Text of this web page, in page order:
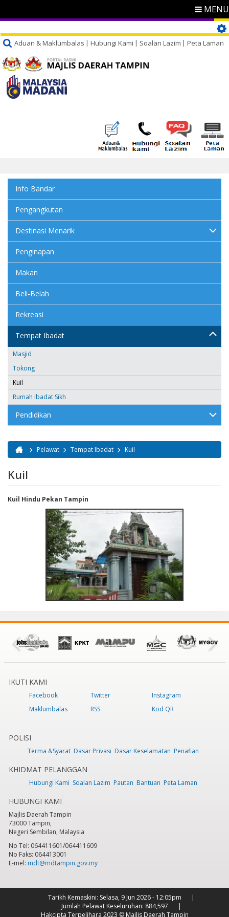
MENU
Aduan & Maklumbalas Hubungi Kami Soalan Lazim Peta Laman
Info Bandar
Pengangkutan
Destinasi Menarik
Penginapan
Makan
Beli-Belah
Rekreasi
Tempat Ibadat
Masjid
Tokong
Kuil
Rumah Ibadat Sikh
Pendidikan
Anda di sini
Pelawat Tempat Ibadat Kuil
Kuil
Kuil Hindu Pekan Tampin
IKUTI KAMI
Facebook Twitter
Instagram
Maklumbalas
RSS Kod QR
POLISI
Terma &Syarat Dasar Privasi Dasar Keselamatan Penafian
KHIDMAT PELANGGAN
Hubungi Kami Soalan Lazim Pautan Bantuan Peta Laman
HUBUNGI KAMI
Majlis Daerah Tampin
73000 Tampin,
Negeri Sembilan, Malaysia
No Tel: 064411601/064411609
No Faks: 064413001
E-mel: mdt@mdtampin.gov.my
Tarikh Kemaskini: Selasa, 9 Jun 2026 - 12:05pm
Jumlah Pelawat Keseluruhan: 884,597
Hakcipta Terpelihara 2023 © Majlis Daerah Tampin